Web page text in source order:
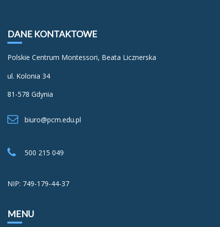
DANE KONTAKTOWE
Polskie Centrum Montessori, Beata Licznerska
ul. Kolonia 34
81-578 Gdynia
biuro@pcm.edu.pl
500 215 049
NIP: 749-179-44-37
MENU